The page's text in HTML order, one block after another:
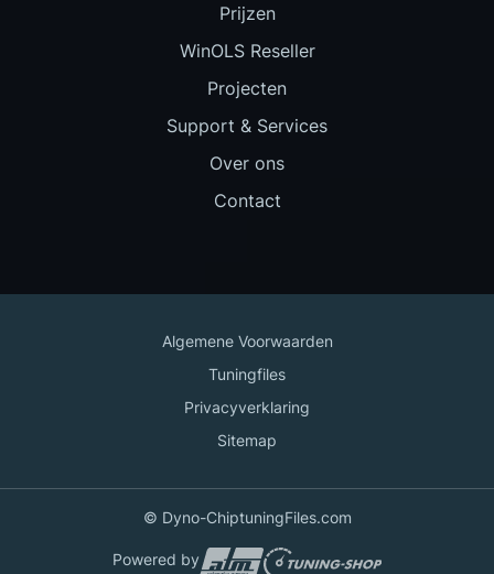
Prijzen
WinOLS Reseller
Projecten
Support & Services
Over ons
Contact
Algemene Voorwaarden
Tuningfiles
Privacyverklaring
Sitemap
© Dyno-ChiptuningFiles.com
Powered by